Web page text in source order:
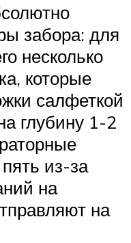
забора: для
несколько
которые
салфеткой
глубину 1-2
из-за
на
на